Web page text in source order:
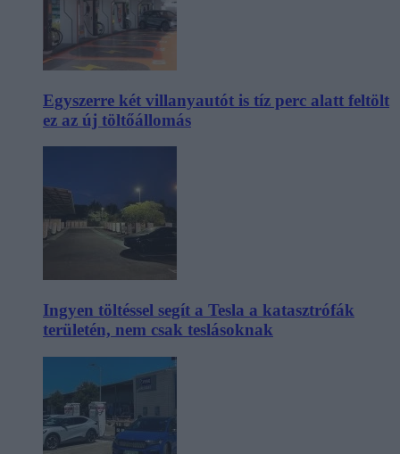
Egyszerre két villanyautót is tíz perc alatt feltölt
ez az új töltőállomás
Ingyen töltéssel segít a Tesla a katasztrófák
területén, nem csak teslásoknak